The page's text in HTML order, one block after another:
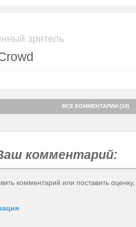
зритель
ВСЕ КОММЕНТАРИИ (10)
комментарий:
комментарий или поставить